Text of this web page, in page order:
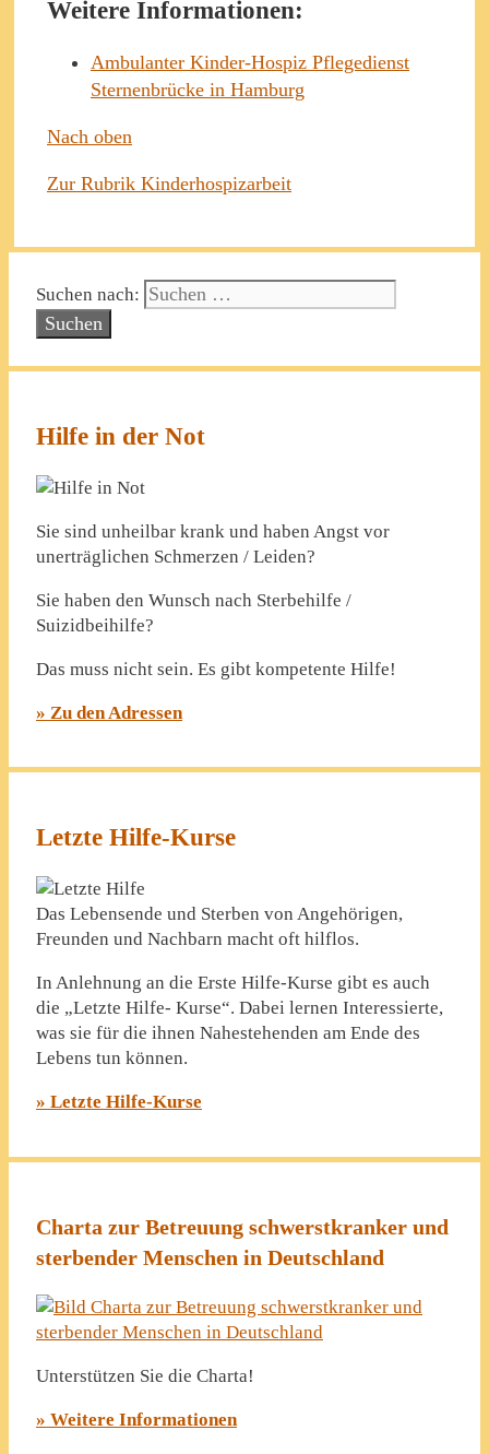
Weitere Informationen:
Ambulanter Kinder-Hospiz Pflegedienst
Sternenbrücke in Hamburg
Nach oben
Zur Rubrik Kinderhospizarbeit
Suchen nach:
Hilfe in der Not
Sie sind unheilbar krank und haben Angst vor
unerträglichen Schmerzen / Leiden?
Sie haben den Wunsch nach Sterbehilfe /
Suizidbeihilfe?
Das muss nicht sein. Es gibt kompetente Hilfe!
» Zu den Adressen
Letzte Hilfe-Kurse
Das Lebensende und Sterben von Angehörigen,
Freunden und Nachbarn macht oft hilflos.
In Anlehnung an die Erste Hilfe-Kurse gibt es auch
die „Letzte Hilfe- Kurse“. Dabei lernen Interessierte,
was sie für die ihnen Nahestehenden am Ende des
Lebens tun können.
» Letzte Hilfe-Kurse
Charta zur Betreuung schwerstkranker und
sterbender Menschen in Deutschland
Unterstützen Sie die Charta!
» Weitere Informationen